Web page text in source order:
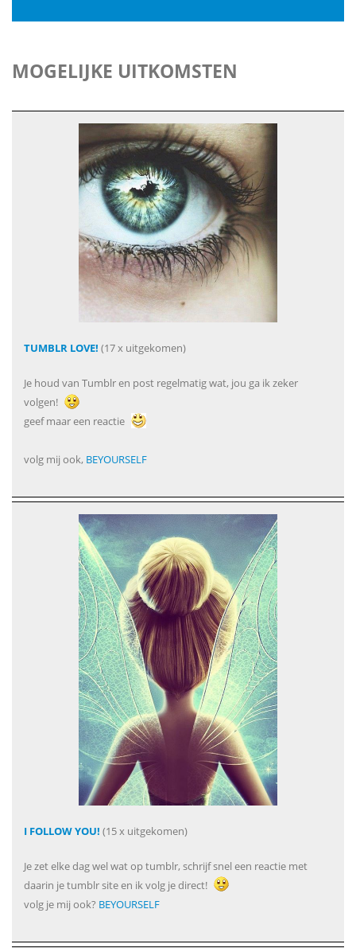
MOGELIJKE UITKOMSTEN
TUMBLR LOVE! (17 x uitgekomen)
Je houd van Tumblr en post regelmatig wat, jou ga ik zeker
volgen!
geef maar een reactie
volg mij ook, BEYOURSELF
I FOLLOW YOU! (15 x uitgekomen)
Je zet elke dag wel wat op tumblr, schrijf snel een reactie met
daarin je tumblr site en ik volg je direct!
volg je mij ook? BEYOURSELF